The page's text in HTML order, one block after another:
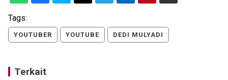
Tags:
YOUTUBER YOUTUBE DEDI MULYADI
Terkait